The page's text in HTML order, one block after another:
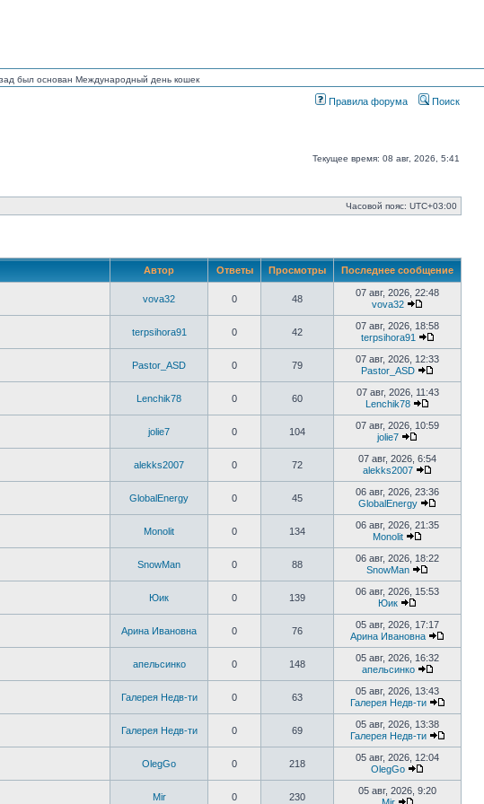
был основан Международный день кошек
Правила форума Поиск
Текущее время: 08 авг, 2026, 5:41
Часовой пояс: UTC+03:00
Автор Ответы Просмотры Последнее сообщение
vova32 0 48
07 авг, 2026, 22:48
vova32
Перейти
к
последнему
terpsihora91 0 42
07 авг, 2026, 18:58
terpsihora91
Перейти
к
Pastor_ASD 0 79
07 авг, 2026, 12:33
Pastor_ASD
Перейти
к
Lenchik78 0 60
07 авг, 2026, 11:43
Lenchik78
Перейти
к
jolie7 0 104
07 авг, 2026, 10:59
jolie7
Перейти
к
последнему
alekks2007 0 72
07 авг, 2026, 6:54
alekks2007
Перейти
к
GlobalEnergy 0 45
06 авг, 2026, 23:36
GlobalEnergy
Перейти
к
Monolit 0 134
06 авг, 2026, 21:35
Monolit
Перейти
к
последнему
SnowMan 0 88
06 авг, 2026, 18:22
SnowMan
Перейти
к
Юик 0 139
06 авг, 2026, 15:53
Юик
Перейти
к
последнему
Арина Ивановна 0 76
05 авг, 2026, 17:17
Арина Ивановна
Перейти
апельсинко 0 148
05 авг, 2026, 16:32
апельсинко
Перейти
к
Галерея Недв-ти 0 63
05 авг, 2026, 13:43
Галерея Недв-ти
Перейти
Галерея Недв-ти 0 69
05 авг, 2026, 13:38
Галерея Недв-ти
Перейти
OlegGo 0 218
05 авг, 2026, 12:04
OlegGo
Перейти
к
Mir 0 230
05 авг, 2026, 9:20